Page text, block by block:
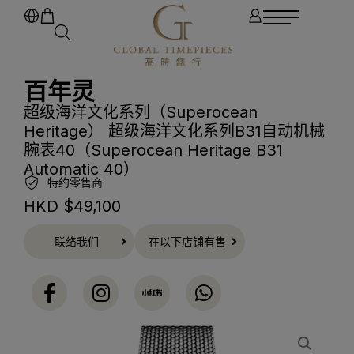
百年灵
超级海洋文化系列（Superocean
Heritage） 超级海洋文化系列B31自动机械
腕表40（Superocean Heritage B31
Automatic 40）
特约零售商
HKD $49,100
联络我们 在以下店铺有售